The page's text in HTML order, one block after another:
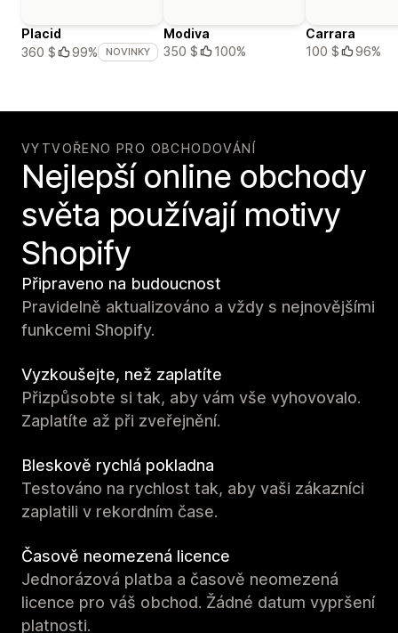
Placid
360 $
99% NOVINKY
Modiva
350 $
100%
Carrara
100 $
96%
VYTVOŘENO PRO OBCHODOVÁNÍ
Nejlepší online obchody
světa používají motivy
Shopify
Připraveno na budoucnost
Pravidelně aktualizováno a vždy s nejnovějšími
funkcemi Shopify.
Vyzkoušejte, než zaplatíte
Přizpůsobte si tak, aby vám vše vyhovovalo.
Zaplatíte až při zveřejnění.
Bleskově rychlá pokladna
Testováno na rychlost tak, aby vaši zákazníci
zaplatili v rekordním čase.
Časově neomezená licence
Jednorázová platba a časově neomezená
licence pro váš obchod. Žádné datum vypršení
platnosti.